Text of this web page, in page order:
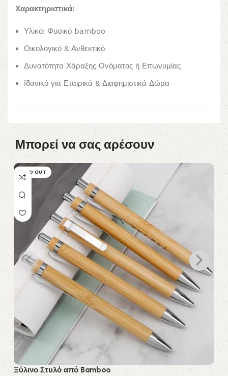
Χαρακτηριστικά:
Υλικό: Φυσικό bamboo
Οικολογικό & Ανθεκτικό
Δυνατότητα Χάραξης Ονόματος ή Επωνυμίας
Ιδανικό για Εταιρικά & Διαφημιστικά Δώρα
Μπορεί να σας αρέσουν
SOLD OUT
Ξύλινο Στυλό από Bamboo